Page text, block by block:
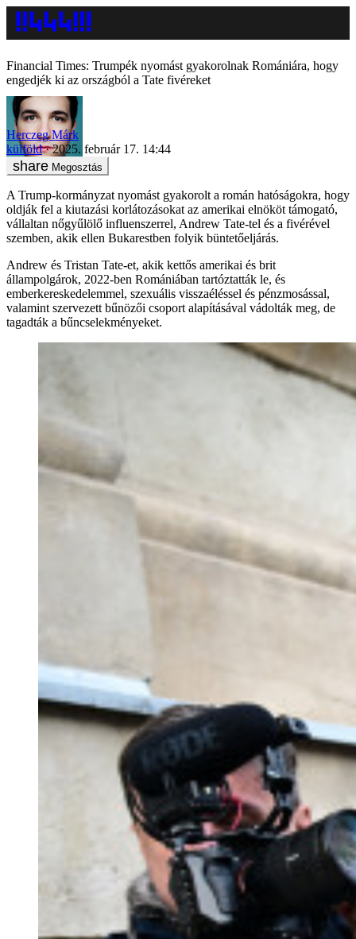
Financial Times: Trumpék nyomást gyakorolnak Romániára, hogy
engedjék ki az országból a Tate fivéreket
Herczeg Márk
külföld
2025. február 17. 14:44
Megosztás
A Trump-kormányzat nyomást gyakorolt a román hatóságokra, hogy
oldják fel a kiutazási korlátozásokat az amerikai elnököt támogató,
vállaltan nőgyűlölő influenszerrel, Andrew Tate-tel és a fivérével
szemben, akik ellen Bukarestben folyik büntetőeljárás.
Andrew és Tristan Tate-et, akik kettős amerikai és brit
állampolgárok, 2022-ben Romániában tartóztatták le, és
emberkereskedelemmel, szexuális visszaéléssel és pénzmosással,
valamint szervezett bűnözői csoport alapításával vádolták meg, de
tagadták a bűncselekményeket.